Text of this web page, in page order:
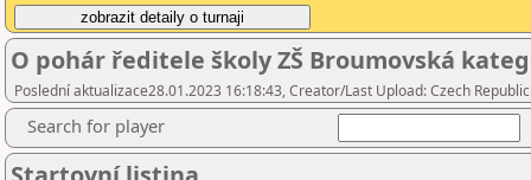
O pohár ředitele školy ZŠ Broumovská
Poslední aktualizace28.01.2023 16:18:43, Creator/Last Upload: Czech
Search for player